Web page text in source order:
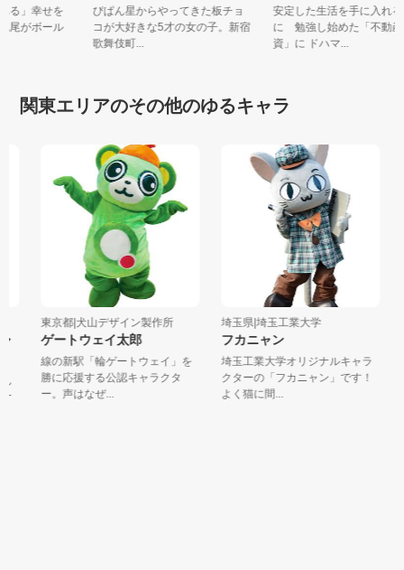
れる」幸せを
尻尾がボール
ぴぱん星からやってきた板チョ
コが大好きな5才の女の子。新宿
歌舞伎町...
安定した生活を手に入れ
に 勉強し始めた「不動
資」に ドハマ...
関東エリアのその他のゆるキャラ
東京都|犬山デザイン製作所
ゲートウェイ太郎
線の新駅「輪ゲートウェイ」を
勝に応援する公認キャラクタ
ー。声はなぜ...
埼玉県|埼玉工業大学
フカニャン
埼玉工業大学オリジナルキャラ
クターの「フカニャン」です！
よく猫に間...